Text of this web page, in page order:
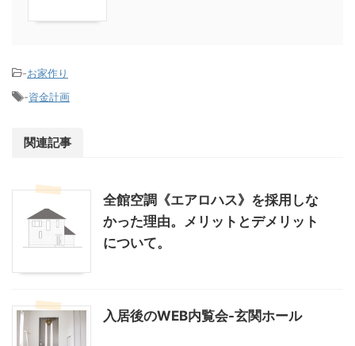
-お家作り
-資金計画
関連記事
全館空調《エアロハス》を採用しな
かった理由。メリットとデメリット
について。
入居後のWEB内覧会-玄関ホール